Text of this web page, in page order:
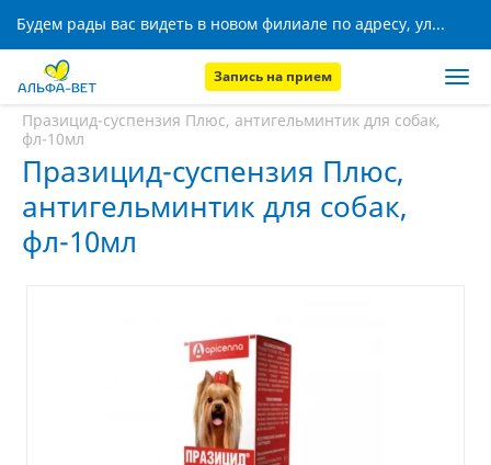
Будем рады вас видеть в новом филиале по адресу, ул. Кижеватова, 8!
Запись на прием
Главная
Празицид-суспензия Плюс, антигельминтик для собак,
фл-10мл
Празицид-суспензия Плюс,
антигельминтик для собак,
фл-10мл